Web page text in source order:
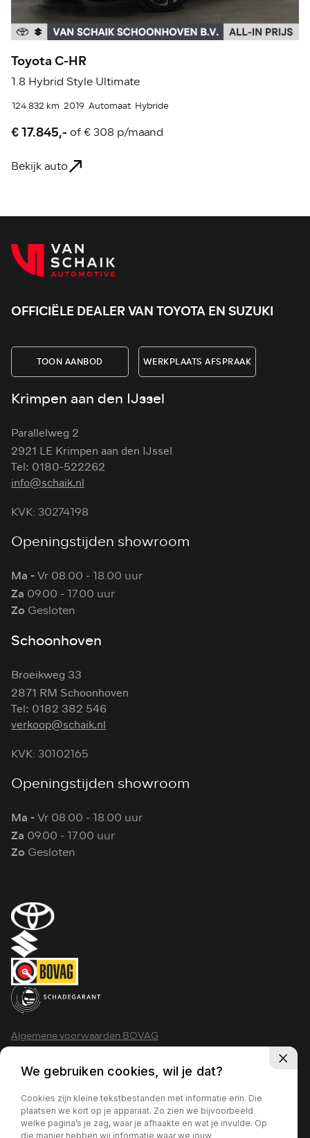
Toyota C-HR
1.8 Hybrid Style Ultimate
124.832 km 2019 Automaat Hybride
€ 17.845,- of€ 308 p/maand
Bekijk auto
OFFICIËLE DEALER VAN TOYOTA EN SUZUKI
TOON AANBOD WERKPLAATS AFSPRAAK
Krimpen aan den IJssel
Parallelweg 2
2921 LE Krimpen aan den IJssel
Tel: 0180-522262
info@schaik.nl
KVK: 30274198
Openingstijden showroom
Ma -Vr 08.00 - 18.00 uur
Za 09.00 - 17.00 uur
Zo Gesloten
Schoonhoven
Broeikweg 33
2871 RM Schoonhoven
Tel: 0182 382 546
verkoop@schaik.nl
KVK: 30102165
Openingstijden showroom
Ma -Vr 08.00 - 18.00 uur
Za 09.00 - 17.00 uur
Zo Gesloten
Algemene voorwaarden BOVAG
2026 - Krimpen aan den IJssel
We gebruiken cookies, wil je dat?
Cookies zijn kleine tekstbestanden met informatie erin. Die
plaatsen we kort op je apparaat. Zo zien we bijvoorbeeld
welke pagina’s je zag, waar je afhaakte en wat je invulde. Op
die manier hebben wij informatie waar we jouw